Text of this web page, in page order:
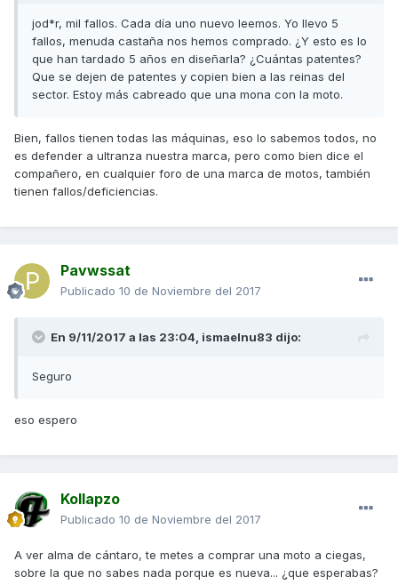
jod*r, mil fallos. Cada día uno nuevo leemos. Yo llevo 5
fallos, menuda castaña nos hemos comprado. ¿Y esto es lo
que han tardado 5 años en diseñarla? ¿Cuántas patentes?
Que se dejen de patentes y copien bien a las reinas del
sector. Estoy más cabreado que una mona con la moto.
Bien, fallos tienen todas las máquinas, eso lo sabemos todos, no
es defender a ultranza nuestra marca, pero como bien dice el
compañero, en cualquier foro de una marca de motos, también
tienen fallos/deficiencias.
Pavwssat
Publicado 10 de Noviembre del 2017
En 9/11/2017 a las 23:04, ismaelnu83 dijo:
Seguro
eso espero
Kollapzo
Publicado 10 de Noviembre del 2017
A ver alma de cántaro, te metes a comprar una moto a ciegas,
sobre la que no sabes nada porque es nueva... ¿que esperabas?